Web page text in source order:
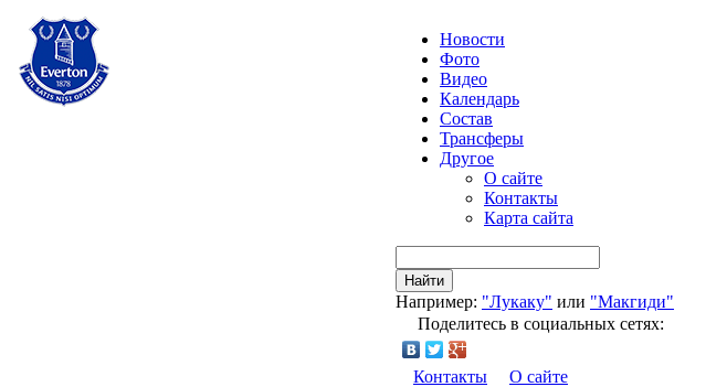
Новости
Фото
Видео
Календарь
Состав
Трансферы
Другое
О сайте
Контакты
Карта сайта
Найти
Например: "Лукаку" или "Макгиди"
Поделитесь в социальных сетях:
Контакты О сайте